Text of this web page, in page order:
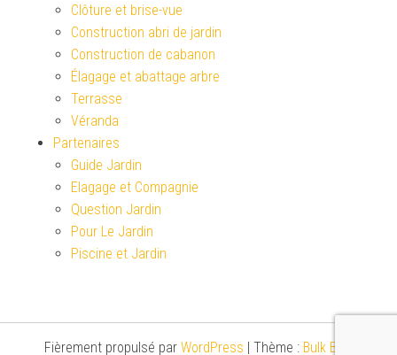
Clôture et brise-vue
Construction abri de jardin
Construction de cabanon
Élagage et abattage arbre
Terrasse
Véranda
Partenaires
Guide Jardin
Elagage et Compagnie
Question Jardin
Pour Le Jardin
Piscine et Jardin
Fièrement propulsé par WordPress Thème : Bulk Blog